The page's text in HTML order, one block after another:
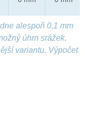
alespoň 0,1 mm
úhrn srážek,
variantu. Výpočet